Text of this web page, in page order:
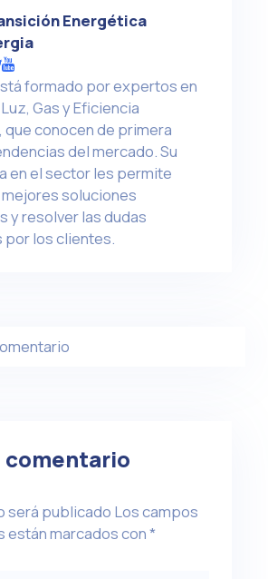
Energética
formado por expertos en
Gas y Eficiencia
que conocen de primera
del mercado. Su
en el sector les permite
soluciones
y resolver las dudas
por los clientes.
comentario
será publicado Los campos
marcados con*